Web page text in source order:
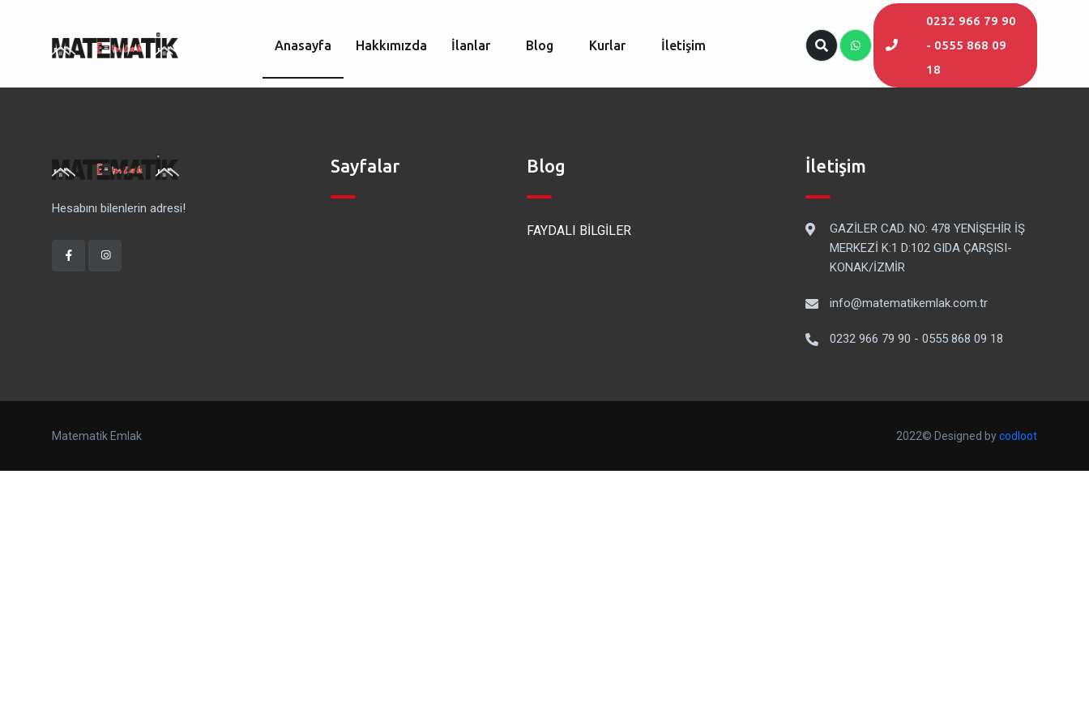
Anasayfa Hakkımızda İlanlar Blog Kurlar İletişim
0232 966 79 90
- 0555 868 09
18
Hesabını bilenlerin adresi!
Sayfalar Blog
FAYDALI BİLGİLER
İletişim
GAZİLER CAD. NO: 478 YENİŞEHİR İŞ
MERKEZİ K:1 D:102 GIDA ÇARŞISI-
KONAK/İZMİR
info@matematikemlak.com.tr
0232 966 79 90 - 0555 868 09 18
Matematik Emlak 2022© Designed bycodloot